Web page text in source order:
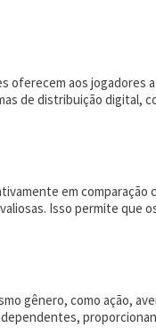
aos jogadores
distribuição digital,
em comparação
Isso permite que
gênero, como ação,